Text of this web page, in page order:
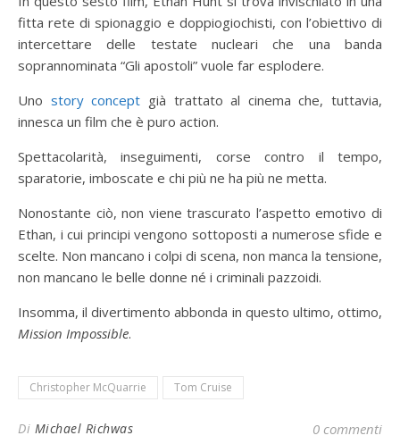
fitta rete di spionaggio e doppiogiochisti, con l’obiettivo di
intercettare delle testate nucleari che una banda
soprannominata “Gli apostoli” vuole far esplodere.
Uno story concept già trattato al cinema che, tuttavia,
innesca un film che è puro action.
Spettacolarità, inseguimenti, corse contro il tempo,
sparatorie, imboscate e chi più ne ha più ne metta.
Nonostante ciò, non viene trascurato l’aspetto emotivo di
Ethan, i cui principi vengono sottoposti a numerose sfide e
scelte. Non mancano i colpi di scena, non manca la tensione,
non mancano le belle donne né i criminali pazzoidi.
Insomma, il divertimento abbonda in questo ultimo, ottimo,
Mission Impossible.
Christopher McQuarrie Tom Cruise
Di Michael Richwas 0 commenti